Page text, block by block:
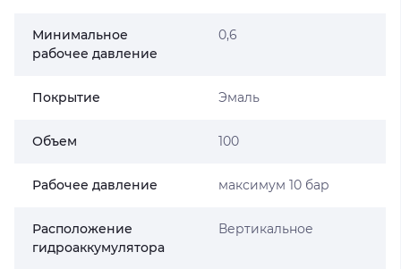
Минимальное
рабочее давление
0,6
Покрытие Эмаль
Объем 100
Рабочее давление максимум 10 бар
Расположение
гидроаккумулятора
Вертикальное